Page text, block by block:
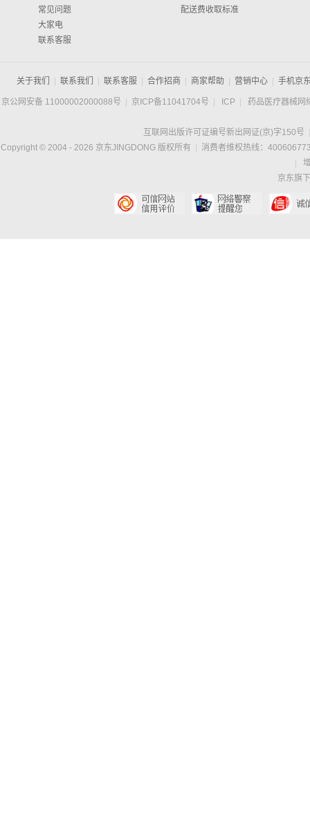
常见问题
大家电
联系客服
配送费收取标准
关于我们 联系我们 联系客服 合作招商 商家帮助 营销中心 手机京
京公网安备 11000002000088号 京ICP备11041704号 ICP 药品医疗器械网
互联网出版许可证编号新出网证(京)字150号
Copyright © 2004 - 2026 京东JINGDONG 版权所有
消费者维权热线：
京东旗